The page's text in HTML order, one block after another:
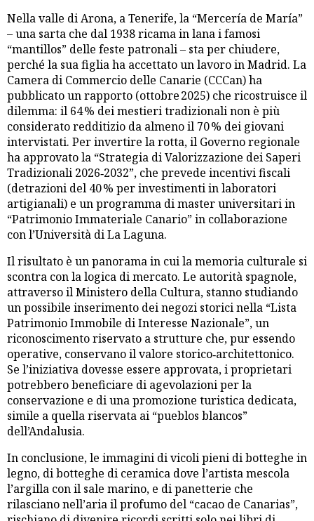
Nella valle di Arona, a Tenerife, la “Mercería de María”
– una sarta che dal 1938 ricama in lana i famosi
“mantillos” delle feste patronali – sta per chiudere,
perché la sua figlia ha accettato un lavoro in Madrid. La
Camera di Commercio delle Canarie (CCCan) ha
pubblicato un rapporto (ottobre 2025) che ricostruisce il
dilemma: il 64 % dei mestieri tradizionali non è più
considerato redditizio da almeno il 70 % dei giovani
intervistati. Per invertire la rotta, il Governo regionale
ha approvato la “Strategia di Valorizzazione dei Saperi
Tradizionali 2026‑2032”, che prevede incentivi fiscali
(detrazioni del 40 % per investimenti in laboratori
artigianali) e un programma di master universitari in
“Patrimonio Immateriale Canario” in collaborazione
con l’Università di La Laguna.
Il risultato è un panorama in cui la memoria culturale si
scontra con la logica di mercato. Le autorità spagnole,
attraverso il Ministero della Cultura, stanno studiando
un possibile inserimento dei negozi storici nella “Lista
Patrimonio Immobile di Interesse Nazionale”, un
riconoscimento riservato a strutture che, pur essendo
operative, conservano il valore storico‑architettonico.
Se l’iniziativa dovesse essere approvata, i proprietari
potrebbero beneficiare di agevolazioni per la
conservazione e di una promozione turistica dedicata,
simile a quella riservata ai “pueblos blancos”
dell’Andalusia.
In conclusione, le immagini di vicoli pieni di botteghe in
legno, di botteghe di ceramica dove l’artista mescola
l’argilla con il sale marino, e di panetterie che
rilasciano nell’aria il profumo del “cacao de Canarias”,